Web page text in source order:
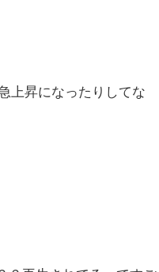
上昇になったりしてな